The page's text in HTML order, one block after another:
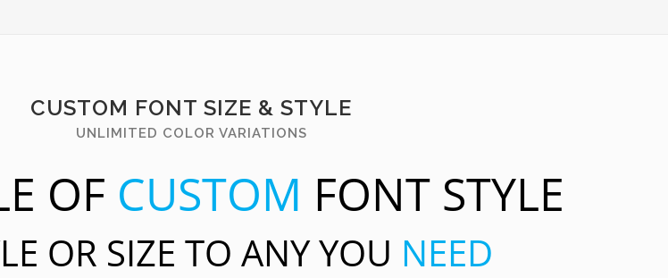
CUSTOM FONT SIZE & STYLE
UNLIMITED COLOR VARIATIONS
OF CUSTOM FONT STYLE
OR SIZE TO ANY YOU NEED